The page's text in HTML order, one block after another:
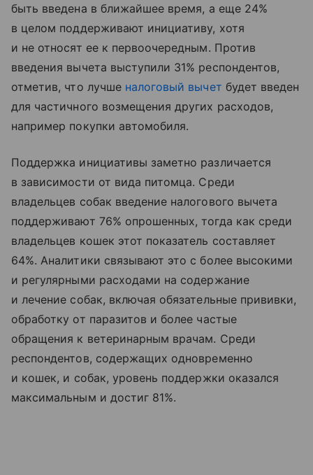
быть введена в ближайшее время, а еще 24%
в целом поддерживают инициативу, хотя
и не относят ее к первоочередным. Против
введения вычета выступили 31% респондентов,
отметив, что лучше налоговый вычет будет введен
для частичного возмещения других расходов,
например покупки автомобиля.
Поддержка инициативы заметно различается
в зависимости от вида питомца. Среди
владельцев собак введение налогового вычета
поддерживают 76% опрошенных, тогда как среди
владельцев кошек этот показатель составляет
64%. Аналитики связывают это с более высокими
и регулярными расходами на содержание
и лечение собак, включая обязательные прививки,
обработку от паразитов и более частые
обращения к ветеринарным врачам. Среди
респондентов, содержащих одновременно
и кошек, и собак, уровень поддержки оказался
максимальным и достиг 81%.